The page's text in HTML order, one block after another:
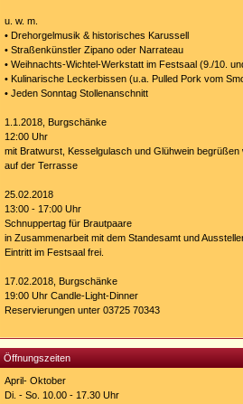
u. w. m.
• Drehorgelmusik & historisches Karussell
• Straßenkünstler Zipano oder Narrateau
• Weihnachts-Wichtel-Werkstatt im Festsaal (9./10.
• Kulinarische Leckerbissen (u.a. Pulled Pork vom
• Jeden Sonntag Stollenanschnitt
1.1.2018, Burgschänke
12:00 Uhr
mit Bratwurst, Kesselgulasch und Glühwein
auf der Terrasse
25.02.2018
13:00 - 17:00 Uhr
Schnuppertag für Brautpaare
in Zusammenarbeit mit dem Standesamt und
Eintritt im Festsaal frei.
17.02.2018, Burgschänke
19:00 Uhr Candle-Light-Dinner
Reservierungen unter 03725 70343
Öffnungszeiten
April- Oktober
Di. - So. 10.00 - 17.30 Uhr